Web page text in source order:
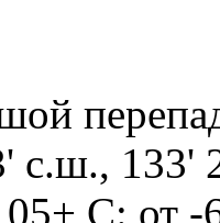
с.ш., 133'
С: от